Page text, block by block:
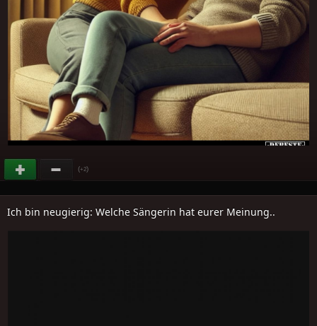
(+2)
Ich bin neugierig: Welche Sängerin hat eurer Meinung..